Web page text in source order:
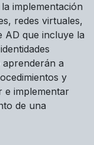
implementación
redes virtuales,
AD que incluye la
a
y
e implementar
de una